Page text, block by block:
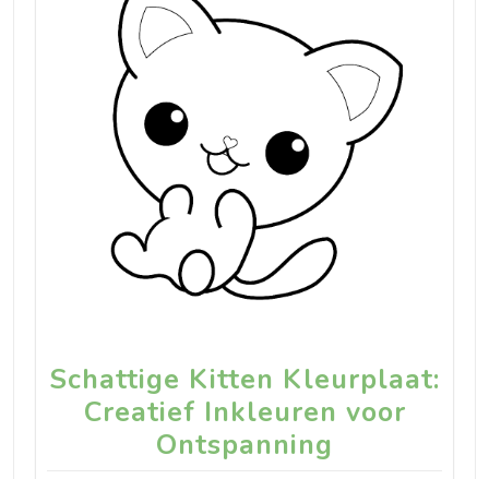
Schattige Kitten Kleurplaat:
Creatief Inkleuren voor
Ontspanning